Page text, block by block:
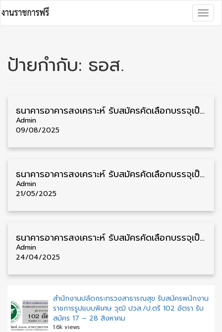
to
content
ป้ายกำกับ: ธอส.
ธนาคารอาคารสงเคราะห์ รับสมัครคัดเลือกบรรจุเป็นพนักงาน วุฒิ ป.ตรี หลายจังหวัด รับสมัคร 7 – 14 สิงหาคม
Admin
09/08/2025
ธนาคารอาคารสงเคราะห์ รับสมัครคัดเลือกบรรจุเป็นพนักงาน วุฒิ ป.ตรี/ป.โท หลายสาขา รับสมัคร 26 พฤษภาคม – 24 มิถุนายน
Admin
21/05/2025
ธนาคารอาคารสงเคราะห์ รับสมัครคัดเลือกบรรจุเป็นพนักงาน วุฒิ ป.ตรี/ป.โท หลายสาขา รับสมัคร 23 เมษายน – 6 พฤษภาคม
Admin
24/04/2025
สำนักงานปลัดกระทรวงสาธารณสุข รับสมัครพนักงาน
ราชการรูปแบบพิเศษ วุฒิ ปวส./ป.ตรี 102 อัตรา รับ
สมัคร 17 – 28 สิงหาคม
1.6k views